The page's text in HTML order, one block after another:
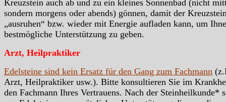
Kreuzstein auch ab und zu ein kleines Sonnenbad (nicht
sondern morgens oder abends) gönnen, damit der
„ausruhen“ bzw. wieder mit Energie aufladen kann, um
bestmögliche Unterstützung zu geben.
Arzt, Heilpraktiker
Edelsteine sind kein Ersatz für den Gang zum Fachmann
Arzt, Heilpraktiker usw.). Bitte konsultieren Sie im
den Fachmann Ihres Vertrauens. Nach der Steinheilkunde*